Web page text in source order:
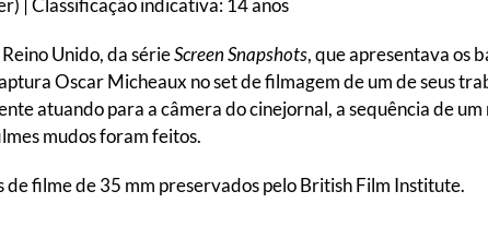
| Classificação indicativa: 14 anos
Unido, da sérieScreen Snapshots, que apresentava os
Oscar Micheaux no set de filmagem de um de seus
atuando para a câmera do cinejornal, a sequência de
mudos foram feitos.
filme de 35 mm preservados pelo British Film Institute.